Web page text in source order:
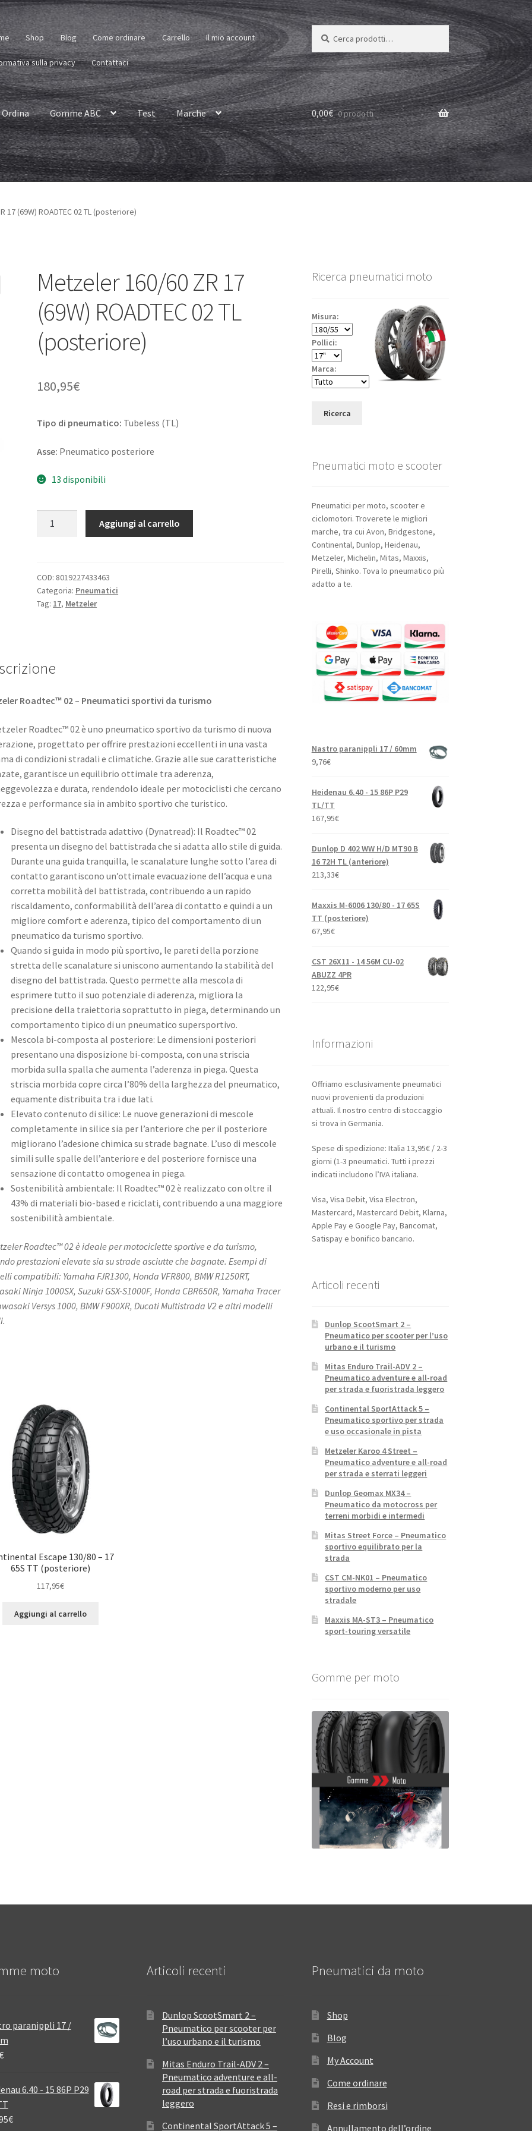
Shop Blog Come ordinare Carrello Il mio account
sulla privacy Contattaci
Cerca:
Cerca
Ordina Gomme ABC Test Marche 0,00€ 0 prodotti
17 (69W) ROADTEC 02 TL (posteriore)
Metzeler 160/60 ZR 17
(69W) ROADTEC 02 TL
(posteriore)
180,95€
Tipo di pneumatico: Tubeless (TL)
Asse: Pneumatico posteriore
13 disponibili
(69W)
ROADTEC
02
Aggiungi al carrello
COD: 8019227433463
Categoria: Pneumatici
Tag: 17, Metzeler
Roadtec™ 02 – Pneumatici sportivi da turismo
Roadtec™ 02 è uno pneumatico sportivo da turismo di nuova
progettato per offrire prestazioni eccellenti in una vasta
di condizioni stradali e climatiche. Grazie alle sue caratteristiche
garantisce un equilibrio ottimale tra aderenza,
e durata, rendendolo ideale per motociclisti che cercano
e performance sia in ambito sportivo che turistico.
Disegno del battistrada adattivo (Dynatread): Il Roadtec™ 02
presenta un disegno del battistrada che si adatta allo stile di guida.
Durante una guida tranquilla, le scanalature lunghe sotto l’area di
contatto garantiscono un’ottimale evacuazione dell’acqua e una
corretta mobilità del battistrada, contribuendo a un rapido
riscaldamento, conformabilità dell’area di contatto e quindi a un
migliore comfort e aderenza, tipico del comportamento di un
pneumatico da turismo sportivo.
Quando si guida in modo più sportivo, le pareti della porzione
stretta delle scanalature si uniscono aumentando la stabilità del
disegno del battistrada. Questo permette alla mescola di
esprimere tutto il suo potenziale di aderenza, migliora la
precisione della traiettoria soprattutto in piega, determinando un
comportamento tipico di un pneumatico supersportivo. ​
Mescola bi-composta al posteriore: Le dimensioni posteriori
presentano una disposizione bi-composta, con una striscia
morbida sulla spalla che aumenta l’aderenza in piega. Questa
striscia morbida copre circa l’80% della larghezza del pneumatico,
equamente distribuita tra i due lati. ​
Elevato contenuto di silice: Le nuove generazioni di mescole
completamente in silice sia per l’anteriore che per il posteriore
migliorano l’adesione chimica su strade bagnate. L’uso di mescole
simili sulle spalle dell’anteriore e del posteriore fornisce una
sensazione di contatto omogenea in piega. ​
Sostenibilità ambientale: Il Roadtec™ 02 è realizzato con oltre il
43% di materiali bio-based e riciclati, contribuendo a una maggiore
sostenibilità ambientale. ​
Roadtec™ 02 è ideale per motociclette sportive e da turismo,
prestazioni elevate sia su strade asciutte che bagnate. Esempi di
compatibili: Yamaha FJR1300, Honda VFR800, BMW R1250RT,
Ninja 1000SX, Suzuki GSX-S1000F, Honda CBR650R, Yamaha Tracer
Versys 1000, BMW F900XR, Ducati Multistrada V2 e altri modelli
Escape 130/80 – 17
65S TT (posteriore)
117,95€
Aggiungi al carrello
Ricerca pneumatici moto
Misura:
Pollici:
Marca:
Ricerca
Pneumatici moto e scooter
Pneumatici per moto, scooter e
ciclomotori. Troverete le migliori
marche, tra cui Avon, Bridgestone,
Continental, Dunlop, Heidenau,
Metzeler, Michelin, Mitas, Maxxis,
Pirelli, Shinko. Tova lo pneumatico più
adatto a te.
Nastro paranippli 17 / 60mm
9,76€
Heidenau 6.40 - 15 86P P29
TL/TT
167,95€
Dunlop D 402 WW H/D MT90 B
16 72H TL (anteriore)
213,33€
Maxxis M-6006 130/80 - 17 65S
TT (posteriore)
67,95€
CST 26X11 - 14 56M CU-02
ABUZZ 4PR
122,95€
Informazioni
Offriamo esclusivamente pneumatici
nuovi provenienti da produzioni
attuali. Il nostro centro di stoccaggio
si trova in Germania.
Spese di spedizione: Italia 13,95€ / 2-3
giorni (1-3 pneumatici. Tutti i prezzi
indicati includono l’IVA italiana.
Visa, Visa Debit, Visa Electron,
Mastercard, Mastercard Debit, Klarna,
Apple Pay e Google Pay, Bancomat,
Satispay e bonifico bancario.
Articoli recenti
Dunlop ScootSmart 2 –
Pneumatico per scooter per l’uso
urbano e il turismo
Mitas Enduro Trail-ADV 2 –
Pneumatico adventure e all-road
per strada e fuoristrada leggero
Continental SportAttack 5 –
Pneumatico sportivo per strada
e uso occasionale in pista
Metzeler Karoo 4 Street –
Pneumatico adventure e all-road
per strada e sterrati leggeri
Dunlop Geomax MX34 –
Pneumatico da motocross per
terreni morbidi e intermedi
Mitas Street Force – Pneumatico
sportivo equilibrato per la
strada
CST CM-NK01 – Pneumatico
sportivo moderno per uso
stradale
Maxxis MA-ST3 – Pneumatico
sport-touring versatile
Gomme per moto
moto
paranippli 17 /
6.40 - 15 86P P29
€
Articoli recenti
Dunlop ScootSmart 2 –
Pneumatico per scooter per
l’uso urbano e il turismo
Mitas Enduro Trail-ADV 2 –
Pneumatico adventure e all-
road per strada e fuoristrada
leggero
Continental SportAttack 5 –
Pneumatici da moto
Shop
Blog
My Account
Come ordinare
Resi e rimborsi
Annullamento dell’ordine